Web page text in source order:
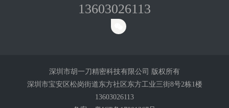
13603026113
深圳市胡一刀精密科技有限公司 版权所有
深圳市宝安区松岗街道东方社区东方工业三街8号2栋1楼
13603026113